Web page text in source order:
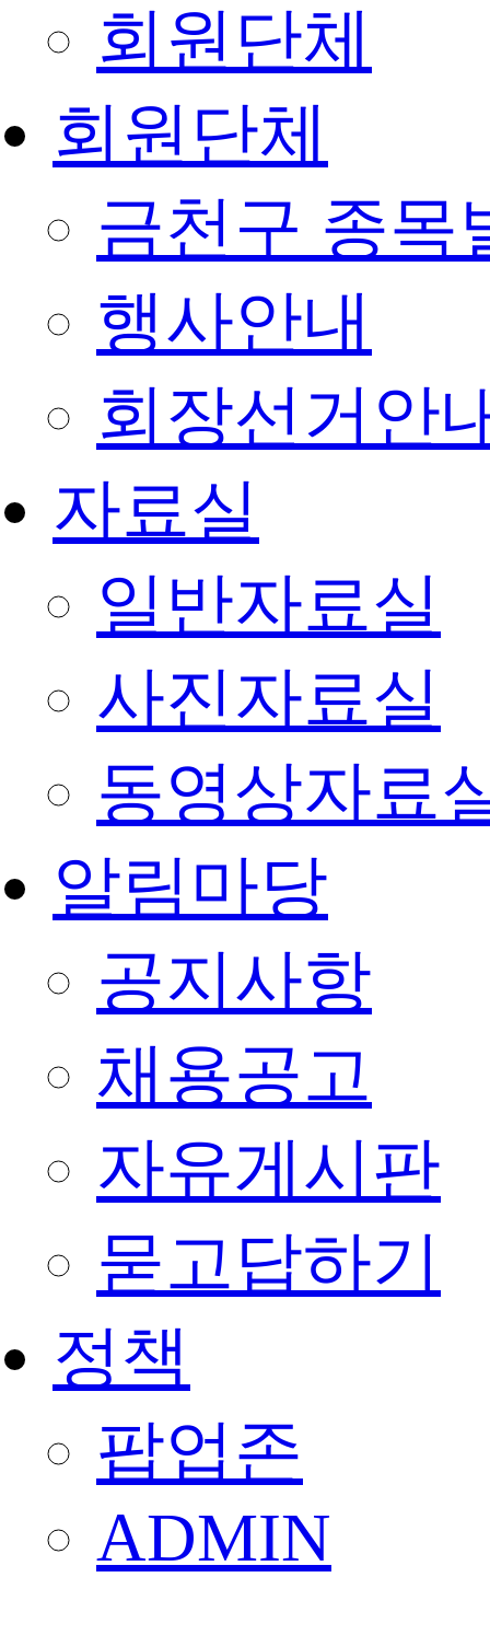
회원단체
회원단체
금천구 종목
행사안내
회장선거안
자료실
일반자료실
사진자료실
동영상자료
알림마당
공지사항
채용공고
자유게시판
묻고답하기
정책
팝업존
ADMIN